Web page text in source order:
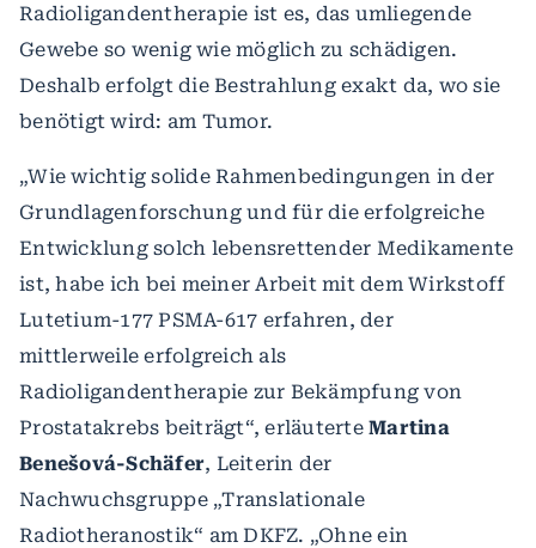
Radioligandentherapie ist es, das umliegende
Gewebe so wenig wie möglich zu schädigen.
Deshalb erfolgt die Bestrahlung exakt da, wo sie
benötigt wird: am Tumor.
„Wie wichtig solide Rahmenbedingungen in der
Grundlagenforschung und für die erfolgreiche
Entwicklung solch lebensrettender Medikamente
ist, habe ich bei meiner Arbeit mit dem Wirkstoff
Lutetium-177 PSMA-617 erfahren, der
mittlerweile erfolgreich als
Radioligandentherapie zur Bekämpfung von
Prostatakrebs beiträgt“, erläuterteMartina
Benešová-Schäfer, Leiterin der
Nachwuchsgruppe „Translationale
Radiotheranostik“ am DKFZ. „Ohne ein